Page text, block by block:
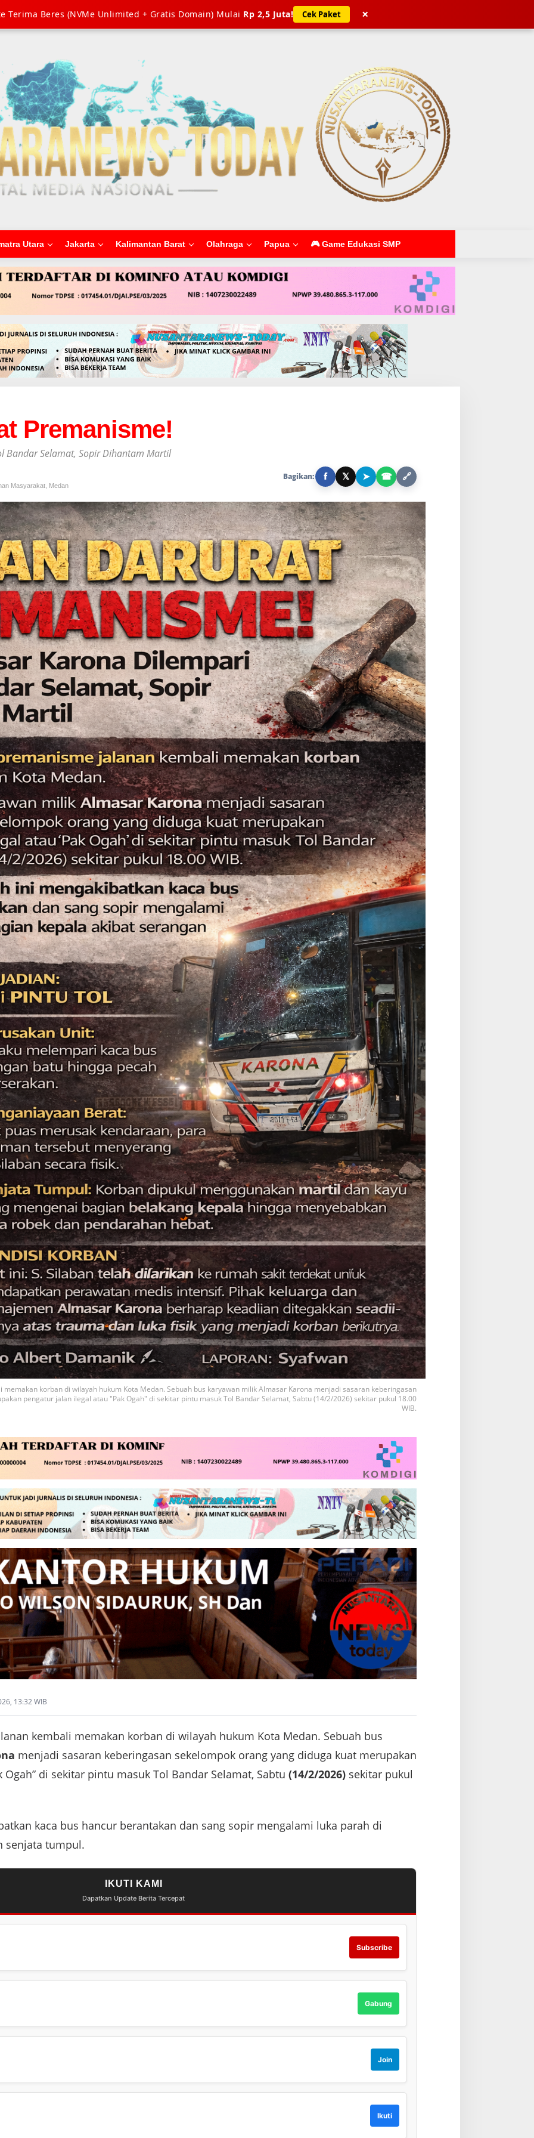
Terima Beres (NVMe Unlimited + Gratis Domain) Mulai Rp 2,5 Juta! Cek Paket ×
Utara Jakarta Kalimantan Barat Olahraga Papua 🎮 Game Edukasi SMP
Premanisme!
Bandar Selamat, Sopir Dihantam Martil
Masyarakat Medan
Bagikan: f 𝕏 ➤ ☎ 🔗
memakan korban di wilayah hukum Kota Medan. Sebuah bus karyawan milik Almasar Karona menjadi sasaran keberingasan
pengatur jalan ilegal atau "Pak Ogah" di sekitar pintu masuk Tol Bandar Selamat, Sabtu (14/2/2026) sekitar pukul 18.00
WIB.
13:32 WIB
kembali memakan korban di wilayah hukum Kota Medan. Sebuah bus
menjadi sasaran keberingasan sekelompok orang yang diduga kuat merupakan
di sekitar pintu masuk Tol Bandar Selamat, Sabtu (14/2/2026) sekitar pukul
kaca bus hancur berantakan dan sang sopir mengalami luka parah di
senjata tumpul.
IKUTI KAMI
Dapatkan Update Berita Tercepat
Subscribe
Gabung
Join
Ikuti